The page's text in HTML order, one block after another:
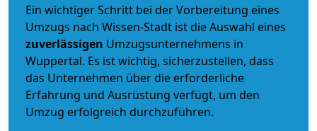
Ein wichtiger Schritt bei der Vorbereitung eines
Umzugs nach Wissen-Stadt ist die Auswahl eines
zuverlässigen Umzugsunternehmens in
Wuppertal. Es ist wichtig, sicherzustellen, dass
das Unternehmen über die erforderliche
Erfahrung und Ausrüstung verfügt, um den
Umzug erfolgreich durchzuführen.